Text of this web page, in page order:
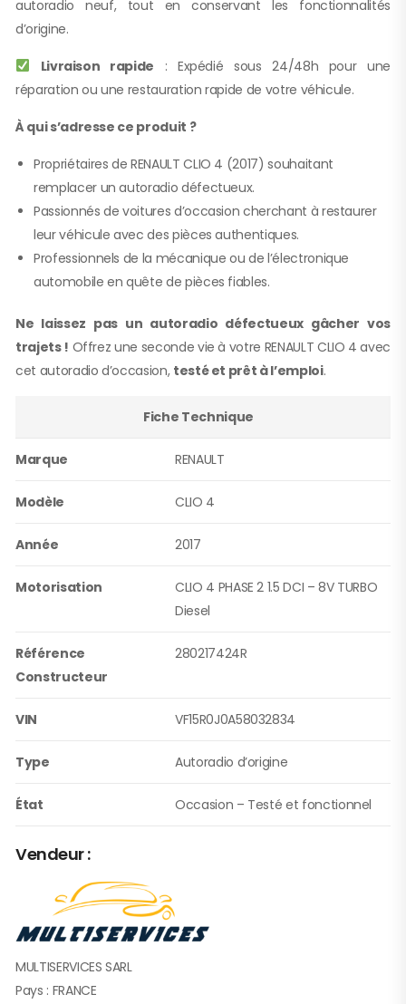
autoradio neuf, tout en conservant les fonctionnalités
d’origine.
Livraison rapide : Expédié sous 24/48h pour une
réparation ou une restauration rapide de votre véhicule.
À qui s’adresse ce produit ?
Propriétaires de RENAULT CLIO 4 (2017) souhaitant
remplacer un autoradio défectueux.
Passionnés de voitures d’occasion cherchant à restaurer
leur véhicule avec des pièces authentiques.
Professionnels de la mécanique ou de l’électronique
automobile en quête de pièces fiables.
Ne laissez pas un autoradio défectueux gâcher vos
trajets ! Offrez une seconde vie à votre RENAULT CLIO 4 avec
cet autoradio d’occasion, testé et prêt à l’emploi.
Fiche Technique
Marque RENAULT
Modèle CLIO 4
Année 2017
Motorisation
CLIO 4 PHASE 2 1.5 DCI – 8V TURBO
Diesel
Référence
Constructeur
280217424R
VIN VF15R0J0A58032834
Type Autoradio d’origine
État Occasion – Testé et fonctionnel
Vendeur :
MULTISERVICES SARL
Pays : FRANCE